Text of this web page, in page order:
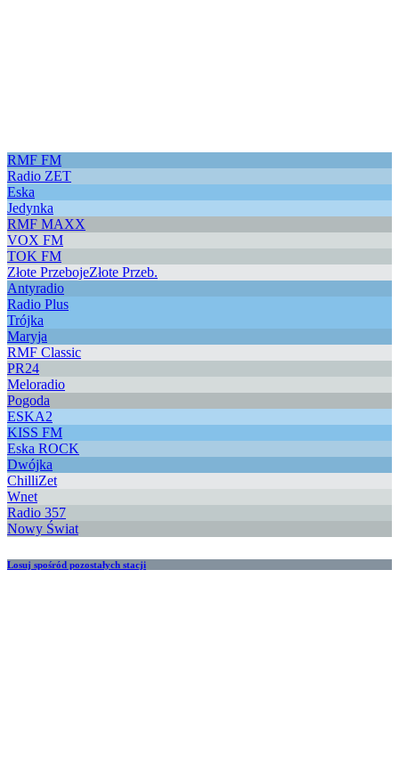
RMF FM
Radio ZET
Eska
Jedynka
RMF MAXX
VOX FM
TOK FM
Złote PrzebojeZłote Przeb.
Antyradio
Radio Plus
Trójka
Maryja
RMF Classic
PR24
Meloradio
Pogoda
ESKA2
KISS FM
Eska ROCK
Dwójka
ChilliZet
Wnet
Radio 357
Nowy Świat
Losuj spośród pozostałych stacji